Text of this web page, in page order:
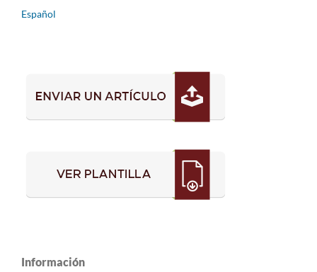
Español
Información